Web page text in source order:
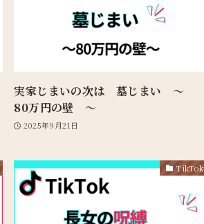
実家じまいの次は 墓じまい 〜
80万円の壁 〜
2025年9月21日
TikTok